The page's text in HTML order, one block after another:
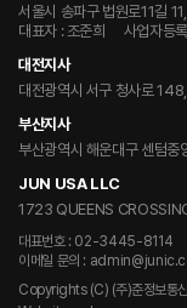
서울시 송파구 법원로11길
대표자 : 조준희
사업자등
대전지사
대전광역시 서구 청사로
부산지사
부산광역시 해운대구 센텀
JUN USA LLC
1723 QUEENS
대표번호 : 02-3445-8114
이메일 문의 :
Copyrights (C) (주)준정보통